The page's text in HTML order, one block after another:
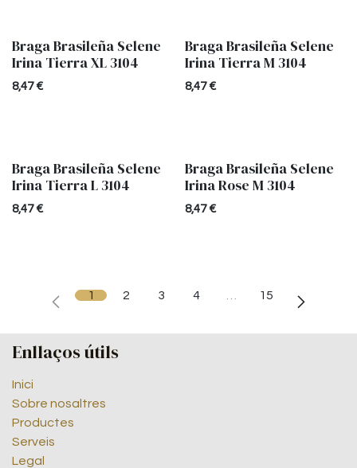
Braga Brasileña Selene
Irina Tierra XL 3104
8,47€
Braga Brasileña Selene
Irina Tierra M 3104
8,47€
Braga Brasileña Selene
Irina Tierra L 3104
8,47€
Braga Brasileña Selene
Irina Rose M 3104
8,47€
1 2 3 4 … 15
Enllaços útils
Inici
Sobre nosaltres
Productes
Serveis
Legal